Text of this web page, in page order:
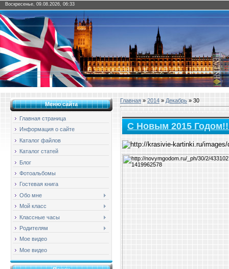
Воскресенье, 09.08.2026, 06:33
Меню сайта
Главная страница
Информация о сайте
Каталог файлов
Каталог статей
Блог
Фотоальбомы
Гостевая книга
Обо мне
Мой класс
Классные часы
Родителям
Мое видео
Мое видео
Главная » 2014 » Декабрь » 30
С Новым 2015